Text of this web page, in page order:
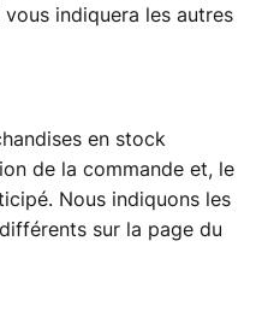
indiquera les autres
en stock
de la commande et, le
Nous indiquons les
sur la page du